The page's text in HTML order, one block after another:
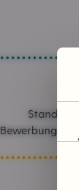
Standorte
Bewerbung um